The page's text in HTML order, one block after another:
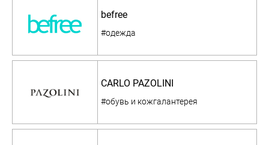
befree
#одежда
CARLO PAZOLINI
#обувь и кожгалантерея